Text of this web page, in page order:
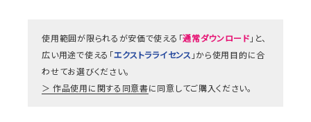
使用範囲が限られるが安価で使える「通常ダウンロード 」と、
広い用途で使える「エクストラライセンス 」から使用目的に合
わせてお選びください。
作品使用に関する同意書に同意してご購入ください。